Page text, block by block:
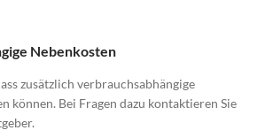
Nebenkosten
zusätzlich verbrauchsabhängige
können. Bei Fragen dazu kontaktieren Sie